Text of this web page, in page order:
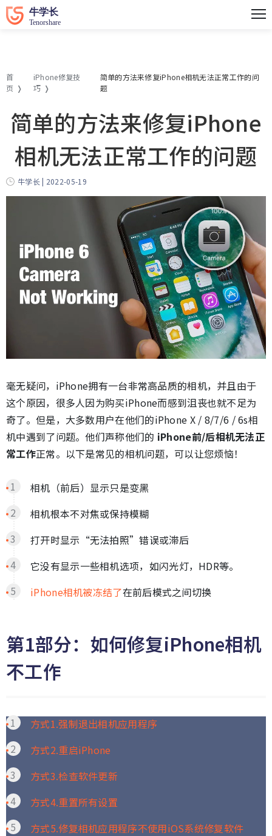
首
页
iPhone修复技
巧
简单的方法来修复iPhone相机无法正常工作的问
题
简单的方法来修复iPhone
相机无法正常工作的问题
牛学长 | 2022-05-19
毫无疑问，iPhone拥有一台非常高品质的相机，并且由于
这个原因，很多人因为购买iPhone而感到沮丧也就不足为
奇了。但是，大多数用户在他们的iPhone X / 8/7/6 / 6s相
机中遇到了问题。他们声称他们的 iPhone前/后相机无法正
常工作正常。以下是常见的相机问题，可以让您烦恼！
相机（前后）显示只是变黑
相机根本不对焦或保持模糊
打开时显示“无法拍照”错误或滞后
它没有显示一些相机选项，如闪光灯，HDR等。
iPhone相机被冻结了在前后模式之间切换
第1部分：如何修复iPhone相机
不工作
方式1.强制退出相机应用程序
方式2.重启iPhone
方式3.检查软件更新
方式4.重置所有设置
方式5.修复相机应用程序不使用iOS系统修复软件